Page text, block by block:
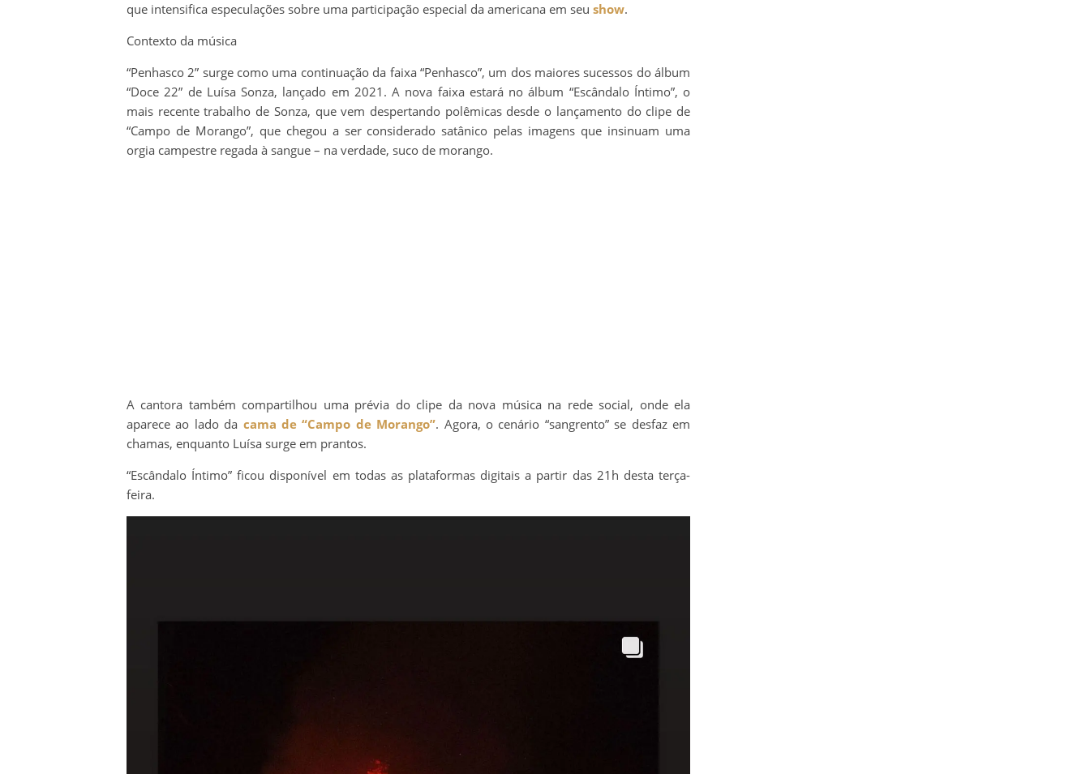
que intensifica especulações sobre uma participação especial da americana em seu show.
Contexto da música
“Penhasco 2” surge como uma continuação da faixa “Penhasco”, um dos maiores sucessos do álbum
“Doce 22” de Luísa Sonza, lançado em 2021. A nova faixa estará no álbum “Escândalo Íntimo”, o
mais recente trabalho de Sonza, que vem despertando polêmicas desde o lançamento do clipe de
“Campo de Morango”, que chegou a ser considerado satânico pelas imagens que insinuam uma
orgia campestre regada à sangue – na verdade, suco de morango.
A cantora também compartilhou uma prévia do clipe da nova música na rede social, onde ela
aparece ao lado da cama de “Campo de Morango”. Agora, o cenário “sangrento” se desfaz em
chamas, enquanto Luísa surge em prantos.
“Escândalo Íntimo” ficou disponível em todas as plataformas digitais a partir das 21h desta terça-
feira.